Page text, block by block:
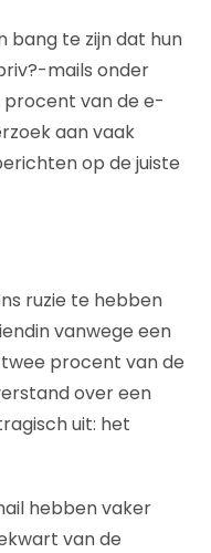
te zijn dat hun
mails onder
procent van de e-
aan vaak
op de juiste
ruzie te hebben
vanwege een
procent van de
over een
uit: het
hebben vaker
van de